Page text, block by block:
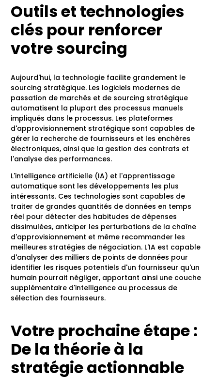
Outils et technologies
clés pour renforcer
votre sourcing
Aujourd'hui, la technologie facilite grandement le
sourcing stratégique. Les logiciels modernes de
passation de marchés et de sourcing stratégique
automatisent la plupart des processus manuels
impliqués dans le processus. Les plateformes
d'approvisionnement stratégique sont capables de
gérer la recherche de fournisseurs et les enchères
électroniques, ainsi que la gestion des contrats et
l'analyse des performances.
L'intelligence artificielle (IA) et l'apprentissage
automatique sont les développements les plus
intéressants. Ces technologies sont capables de
traiter de grandes quantités de données en temps
réel pour détecter des habitudes de dépenses
dissimulées, anticiper les perturbations de la chaîne
d'approvisionnement et même recommander les
meilleures stratégies de négociation. L'IA est capable
d'analyser des milliers de points de données pour
identifier les risques potentiels d'un fournisseur qu'un
humain pourrait négliger, apportant ainsi une couche
supplémentaire d'intelligence au processus de
sélection des fournisseurs.
Votre prochaine étape :
De la théorie à la
stratégie actionnable